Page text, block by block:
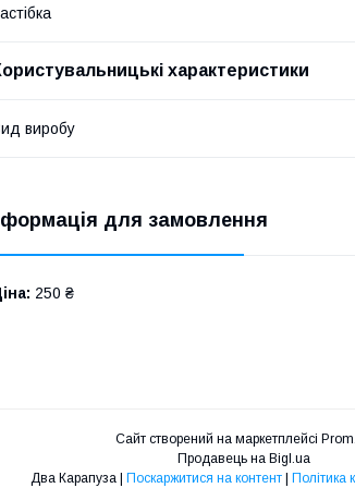
характеристики
виробу
для замовлення
250 ₴
Сайт створений на маркетплейсі
Продавець на Bigl.ua
Поскаржитися на контент Політика